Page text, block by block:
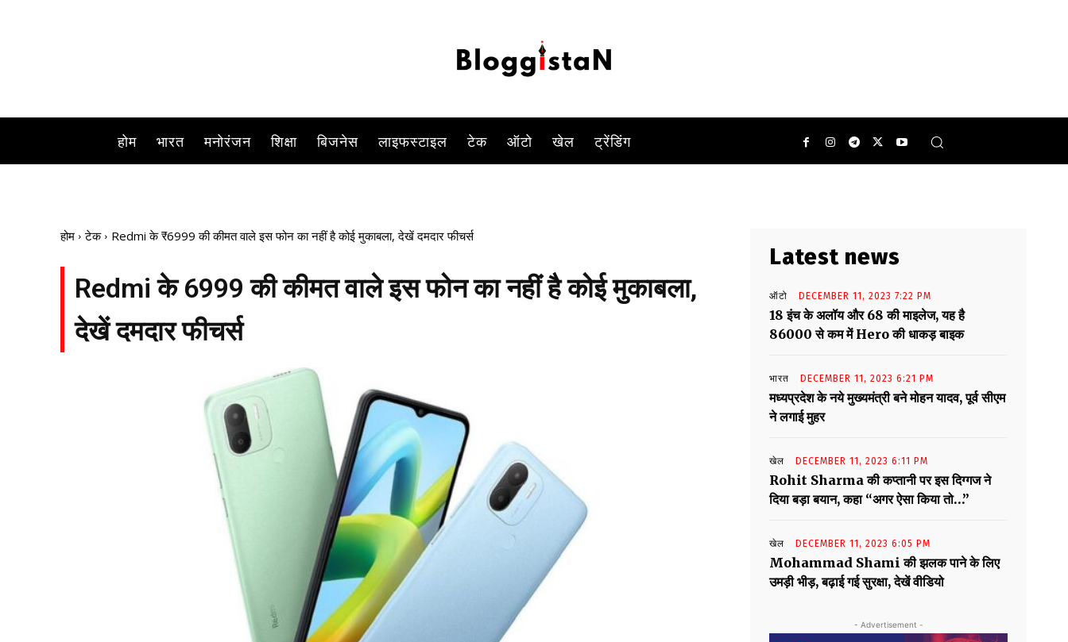
होम भारत मनोरंजन शिक्षा बिजनेस लाइफस्टाइल टेक ऑटो खेल ट्रेंडिंग
होम टेक Redmi के ₹6999 की कीमत वाले इस फोन का नहीं है कोई मुकाबला, देखें दमदार फीचर्स
Redmi के ₹6999 की कीमत वाले इस फोन का नहीं है कोई मुकाबला,
देखें दमदार फीचर्स
Latest news
ऑटो DECEMBER 11, 2023 7:22 PM
18 इंच के अलॉय और 68 की माइलेज, यह है
86000 से कम में Hero की धाकड़ बाइक
भारत DECEMBER 11, 2023 6:21 PM
मध्यप्रदेश के नये मुख्यमंत्री बने मोहन यादव, पूर्व सीएम
ने लगाई मुहर
खेल DECEMBER 11, 2023 6:11 PM
Rohit Sharma की कप्तानी पर इस दिग्गज ने
दिया बड़ा बयान, कहा “अगर ऐसा किया तो…”
खेल DECEMBER 11, 2023 6:05 PM
Mohammad Shami की झलक पाने के लिए
उमड़ी भीड़, बढ़ाई गई सुरक्षा, देखें वीडियो
- Advertisement -